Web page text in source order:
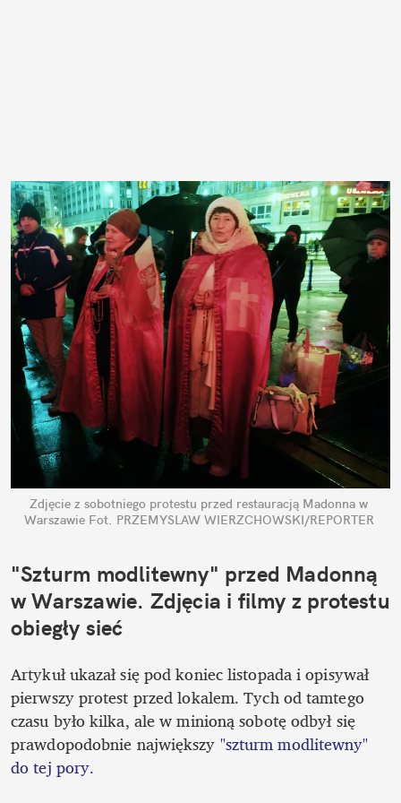
Zdjęcie z sobotniego protestu przed restauracją Madonna w
Warszawie Fot. PRZEMYSLAW WIERZCHOWSKI/REPORTER
"Szturm modlitewny" przed Madonną
w Warszawie. Zdjęcia i filmy z protestu
obiegły sieć
Artykuł ukazał się pod koniec listopada i opisywał
pierwszy protest przed lokalem. Tych od tamtego
czasu było kilka, ale w minioną sobotę odbył się
prawdopodobnie największy "szturm modlitewny"
do tej pory.